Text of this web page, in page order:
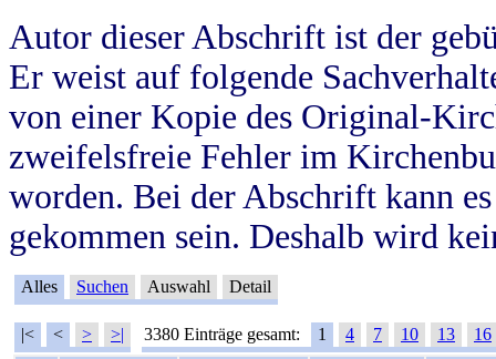
Autor dieser Abschrift ist der
Er weist auf folgende
von einer Kopie des Original-
zweifelsfreie Fehler im
worden. Bei der Abschrift kann
gekommen sein. Deshalb wird
Alles Suchen Auswahl Detail
|< < > >| 3380 Einträge gesamt: 1 4 7 10 13
16